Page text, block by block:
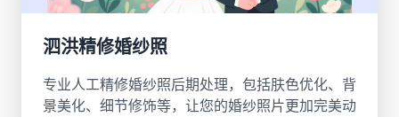
泗洪精修婚纱照
专业人工精修婚纱照后期处理，包括肤色优化、背
景美化、细节修饰等，让您的婚纱照片更加完美动